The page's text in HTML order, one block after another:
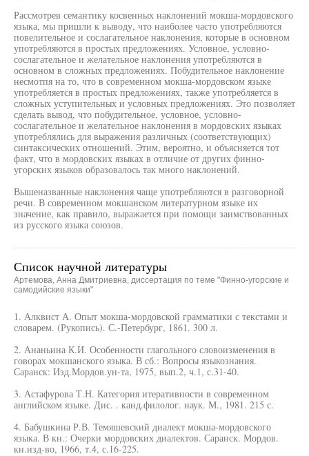
Рассмотрев семантику косвенных наклонений мокша-мордовского
языка, мы пришли к выводу, что наиболее часто употребляются
повелительное и сослагательное наклонения, которые в основном
употребляются в простых предложениях. Условное, условно-
сослагательное и желательное наклонения употребляются в
основном в сложных предложениях. Побудительное наклонение
несмотпя на то, что в современном мокша-мордовском языке
употребляется в простых предложениях, также употребляется в
сложных уступительных и условных предложениях. Это позволяет
сделать вывод, что побудительное, условное, условно-
сослагательное и желательное наклонения в мордовских языках
употреблялись для выражения различных (соответствующих)
синтаксических отношений. Этим, вероятно, и объясняется тот
факт, что в мордовских языках в отличие от других финно-
угорских языков образовалось так много наклонений.
Вышеназванные наклонения чаще употребляются в разговорной
речи. В современном мокшанском литературном языке их
значение, как правило, выражается при помощи заимствованных
из русского языка союзов.
Список научной литературы
Артемова, Анна Дмитриевна, диссертация по теме "Финно-угорские и
самодийские языки"
1. Алквист А. Опыт мокша-мордовской грамматики с текстами и
словарем. (Рукопись). С.-Петербург, 1861. 300 л.
2. Ананьина К.И. Особенности глагольного словоизменения в
говорах мокшанского языка. В сб.: Вопросы языкознания.
Саранск: Изд.Мордов.ун-та, 1975, вып.2, ч.1, с.31-40.
3. Астафурова Т.Н. Категория итеративности в современном
английском языке. Дис. . канд.филолог. наук. М., 1981. 215 с.
4. Бабушкина Р.В. Темяшевский диалект мокша-мордовского
языка. В кн.: Очерки мордовских диалектов. Саранск. Мордов.
кн.изд-во, 1966, т.4, с.16-225.